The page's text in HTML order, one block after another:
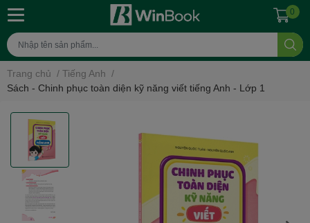
0
Trang chủ / Tiếng Anh /
Sách - Chinh phục toàn diện kỹ năng viết tiếng Anh - Lớp 1